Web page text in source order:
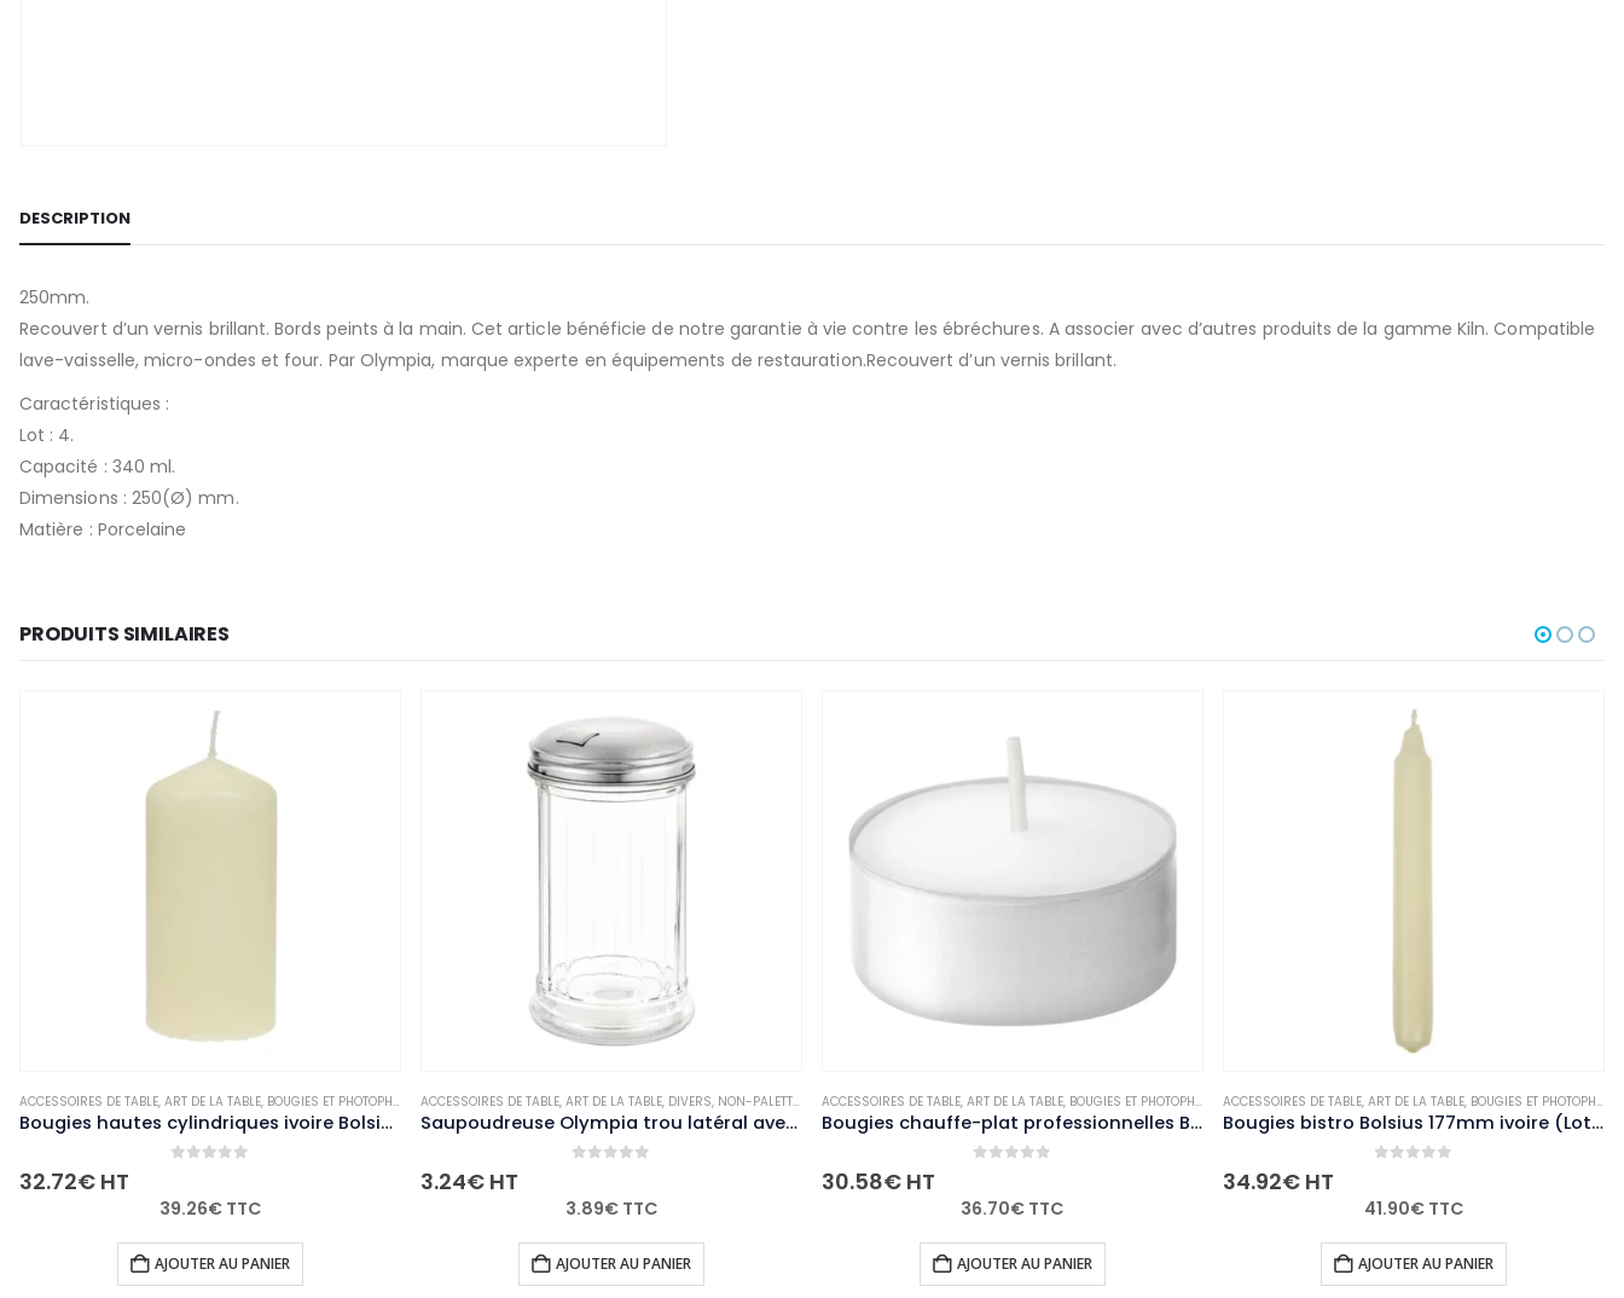
DESCRIPTION
250mm.
Recouvert d’un vernis brillant. Bords peints à la main. Cet article bénéficie de notre garantie à vie contre les ébréchures. A associer avec d’autres produits de la gamme Kiln. Compatible
lave-vaisselle, micro-ondes et four. Par Olympia, marque experte en équipements de restauration.Recouvert d’un vernis brillant.
Caractéristiques :
Lot : 4.
Capacité : 340 ml.
Dimensions : 250(Ø) mm.
Matière : Porcelaine
PRODUITS SIMILAIRES
ET PHOTOPHORES ,NON-PALETTISABLE
Bougies hautes cylindriques ivoire Bolsius 120mm (lot de 12)
ACCESSOIRES DE TABLE,ART DE LA TABLE,DIVERS,NON-PALETTISABLE
Saupoudreuse Olympia trou latéral avec clapet
AJOUTER AU PANIER
ACCESSOIRES DE TABLE,ART DE LA TABLE,BOUGIES ET PHOTOPHORES ,NON-PALETTISABLE
Bougies chauffe-plat professionnelles Bolsius 4 heures (lot de 200)
AJOUTER AU PANIER
ACCESSOIRES DE TABLE,ART DE LA TABLE,BOUGIES ET PHOTOPHORES ,NON-PALETTISABLE
Bougies bistro Bolsius 177mm ivoire (Lot de 45)
AJOUTER AU PANIER
ACCESSOIRES DE TABLE,ART DE LA TABLE,
AJOUTER AU PANIER